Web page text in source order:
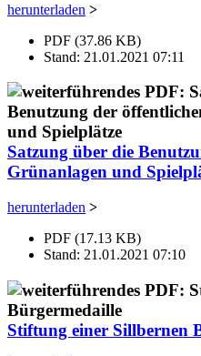
herunterladen >
PDF (37.86 KB)
Stand: 21.01.2021 07:11
Satzung über die
Grünanlagen und
herunterladen >
PDF (17.13 KB)
Stand: 21.01.2021 07:10
Stiftung einer Sillbernen